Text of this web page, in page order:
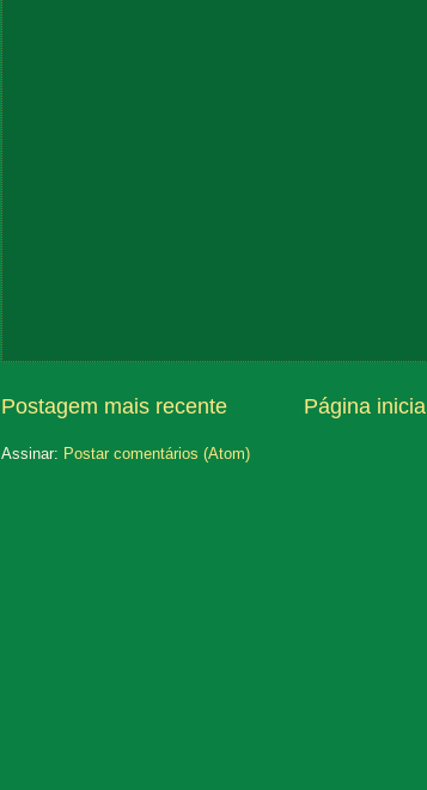
Postagem mais recente Página inicial
Assinar: Postar comentários (Atom)